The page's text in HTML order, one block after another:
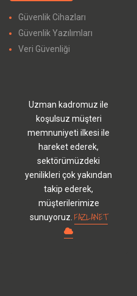
Güvenlik Cihazları
Güvenlik Yazılımları
Veri Güvenliği
Uzman kadromuz ile
koşulsuz müşteri
memnuniyeti ilkesi ile
hareket ederek,
sektörümüzdeki
yenilikleri çok yakından
takip ederek,
müşterilerimize
sunuyoruz. FAZLANET